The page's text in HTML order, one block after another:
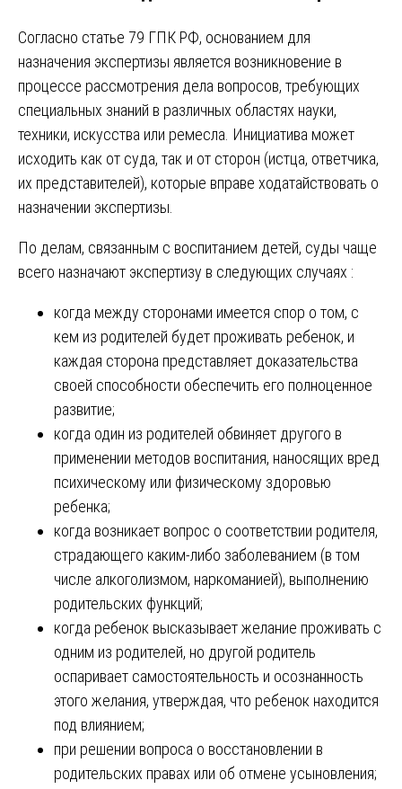
Согласно статье 79 ГПК РФ, основанием для
назначения экспертизы является возникновение в
процессе рассмотрения дела вопросов, требующих
специальных знаний в различных областях науки,
техники, искусства или ремесла. Инициатива может
исходить как от суда, так и от сторон (истца, ответчика,
их представителей), которые вправе ходатайствовать о
назначении экспертизы.
По делам, связанным с воспитанием детей, суды чаще
всего назначают экспертизу в следующих случаях :
когда между сторонами имеется спор о том, с
кем из родителей будет проживать ребенок, и
каждая сторона представляет доказательства
своей способности обеспечить его полноценное
развитие;
когда один из родителей обвиняет другого в
применении методов воспитания, наносящих вред
психическому или физическому здоровью
ребенка;
когда возникает вопрос о соответствии родителя,
страдающего каким-либо заболеванием (в том
числе алкоголизмом, наркоманией), выполнению
родительских функций;
когда ребенок высказывает желание проживать с
одним из родителей, но другой родитель
оспаривает самостоятельность и осознанность
этого желания, утверждая, что ребенок находится
под влиянием;
при решении вопроса о восстановлении в
родительских правах или об отмене усыновления;